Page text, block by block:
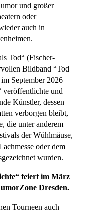
und großer
oder
auch in
Tod“ (Fischer-
Bildband “Tod
September 2026
veröffentlichte und
Künstler, dessen
verborgen bleibt,
die unter anderem
der Wühlmäuse,
oder dem
wurden.
feiert im März
Dresden.
Tourneen auch